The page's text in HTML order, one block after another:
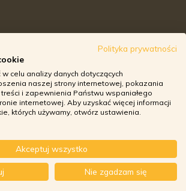
DO KOSZYKA
© ZOOZONE.PL 2018
DESIGN BY TONIK
Polityka prywatności
celu analizy danych dotyczących
naszej strony internetowej, pokazania
i zapewnienia Państwu wspaniałego
internetowej. Aby uzyskać więcej informacji
których używamy, otwórz ustawienia.
Akceptuj wszystko
Nie zgadzam się